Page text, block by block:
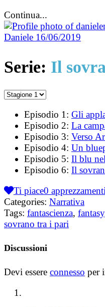
Continua...
Daniele 16/06/2019
Serie: Il
Episodio 1: Gli
Episodio 2: La
Episodio 3: Verso
Episodio 4: Un
Episodio 5: Il blu
Episodio 6: Il
Ti piace0 apprezzamenti
Categories: Narrativa
Tags: fantascienza, fantasy
sovrano tra i pari
Discussioni
Devi essere connesso per